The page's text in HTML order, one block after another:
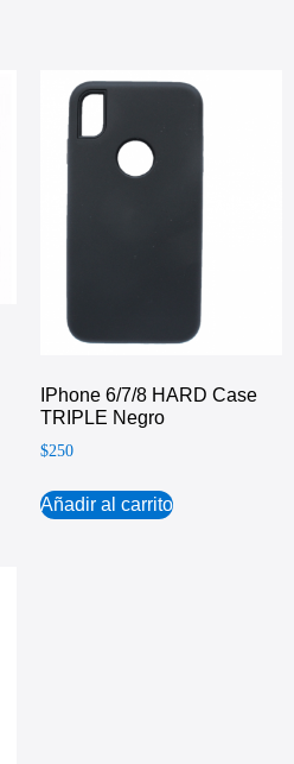
IPhone 6/7/8 HARD Case
TRIPLE Negro
$250
Añadir al carrito